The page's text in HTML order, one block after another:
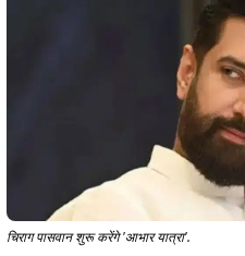
चिराग पासवान शुरू करेंगे 'आभार यात्रा'.